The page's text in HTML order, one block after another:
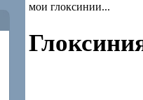
мои глоксинии...